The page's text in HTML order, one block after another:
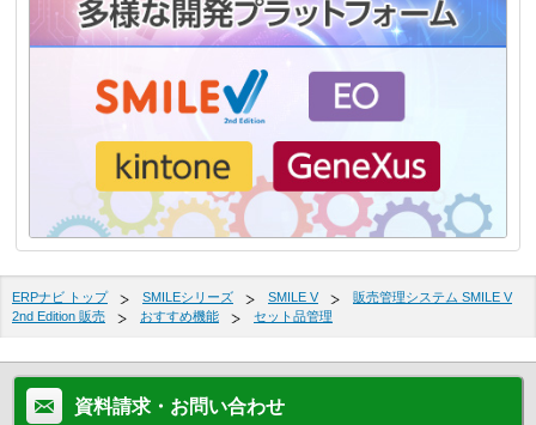
ERPナビ トップ SMILEシリーズ SMILE V
販売管理システム SMILE V
2nd Edition 販売
おすすめ機能 セット品管理
資料請求・お問い合わせ